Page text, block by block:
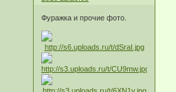
Фуражка и прочие фото.